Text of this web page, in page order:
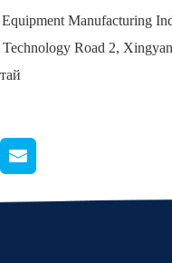
Manufacturing
Road 2,